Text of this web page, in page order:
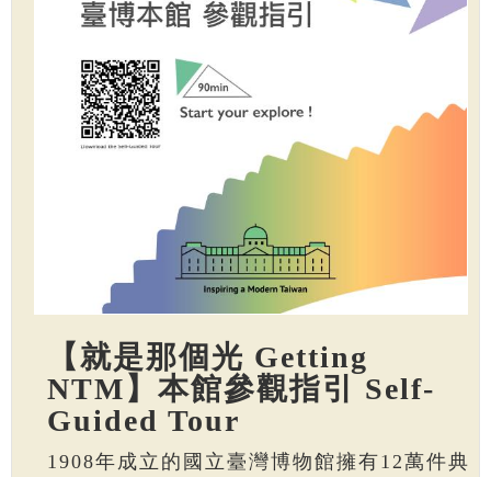
【就是那個光 Getting
NTM】本館參觀指引 Self-
Guided Tour
1908年成立的國立臺灣博物館擁有12萬件典